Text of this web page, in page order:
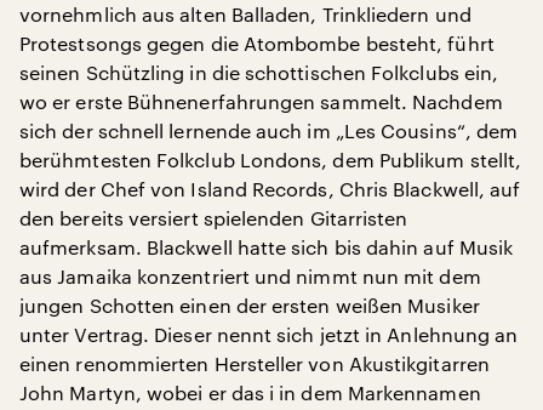
vornehmlich aus alten Balladen, Trinkliedern und
Protestsongs gegen die Atombombe besteht, führt
seinen Schützling in die schottischen Folkclubs ein,
wo er erste Bühnenerfahrungen sammelt. Nachdem
sich der schnell lernende auch im „Les Cousins“, dem
berühmtesten Folkclub Londons, dem Publikum stellt,
wird der Chef von Island Records, Chris Blackwell, auf
den bereits versiert spielenden Gitarristen
aufmerksam. Blackwell hatte sich bis dahin auf Musik
aus Jamaika konzentriert und nimmt nun mit dem
jungen Schotten einen der ersten weißen Musiker
unter Vertrag. Dieser nennt sich jetzt in Anlehnung an
einen renommierten Hersteller von Akustikgitarren
John Martyn, wobei er das i in dem Markennamen